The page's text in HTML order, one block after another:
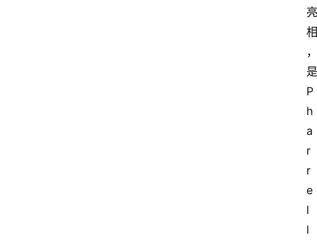
亮
相
，
是
P
h
a
r
r
e
l
l